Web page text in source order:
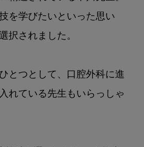
を学びたいといった思い
択されました。
とつとして、口腔外科に進
れている先生もいらっしゃ